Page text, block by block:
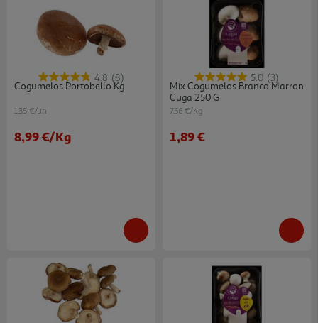
4.8 (8)
Cogumelos Portobello Kg
1.35 €/un
8,99 €/Kg
5.0 (3)
Mix Cogumelos Branco Marron
Cuga 250 G
7.56 €/Kg
1,89 €